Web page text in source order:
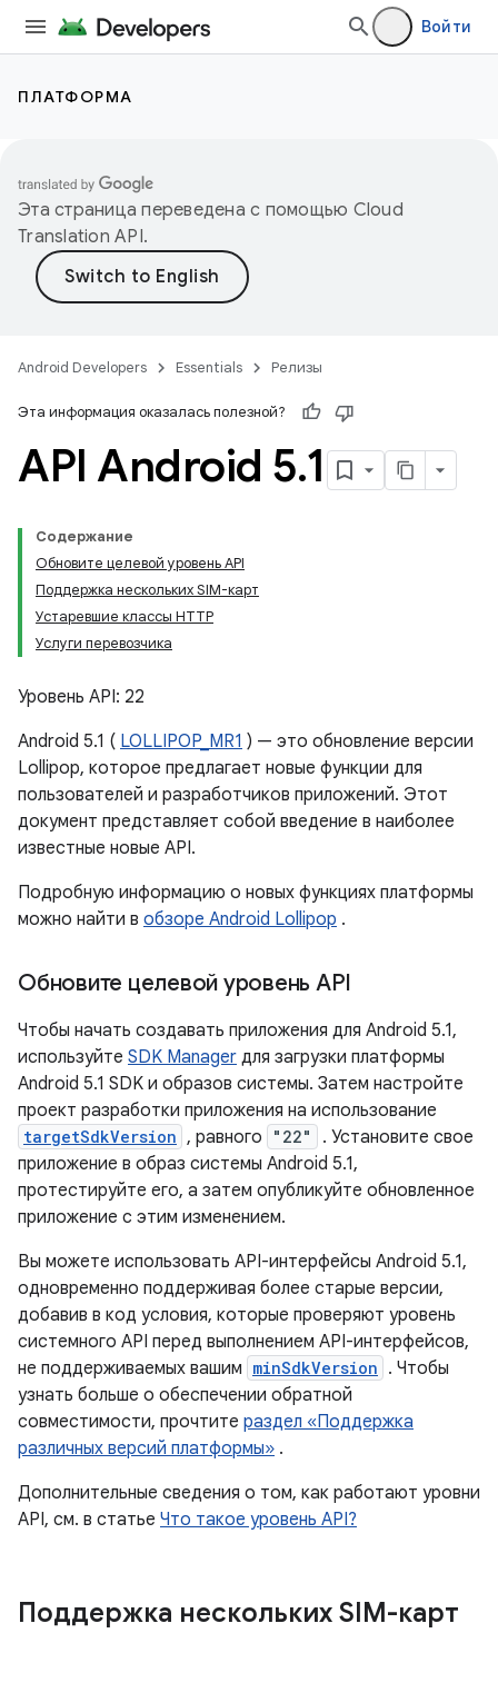
Войти
ПЛАТФОРМА
Эта страница переведена с помощью Cloud
Translation API.
Android Developers Essentials Релизы
Эта информация оказалась полезной?
API Android 5.1
Содержание
Обновите целевой уровень API
Поддержка нескольких SIM-карт
Устаревшие классы HTTP
Услуги перевозчика
Уровень API: 22
Android 5.1 ( LOLLIPOP_MR1 ) — это обновление версии
Lollipop, которое предлагает новые функции для
пользователей и разработчиков приложений. Этот
документ представляет собой введение в наиболее
известные новые API.
Подробную информацию о новых функциях платформы
можно найти в обзоре Android Lollipop .
Обновите целевой уровень API
Чтобы начать создавать приложения для Android 5.1,
используйте SDK Manager для загрузки платформы
Android 5.1 SDK и образов системы. Затем настройте
проект разработки приложения на использование
targetSdkVersion , равного "22"
. Установите свое
приложение в образ системы Android 5.1,
протестируйте его, а затем опубликуйте обновленное
приложение с этим изменением.
Вы можете использовать API-интерфейсы Android 5.1,
одновременно поддерживая более старые версии,
добавив в код условия, которые проверяют уровень
системного API перед выполнением API-интерфейсов,
не поддерживаемых вашим minSdkVersion . Чтобы
узнать больше о обеспечении обратной
совместимости, прочтите раздел «Поддержка
различных версий платформы» .
Дополнительные сведения о том, как работают уровни
API, см. в статье Что такое уровень API?
Поддержка нескольких SIM-карт